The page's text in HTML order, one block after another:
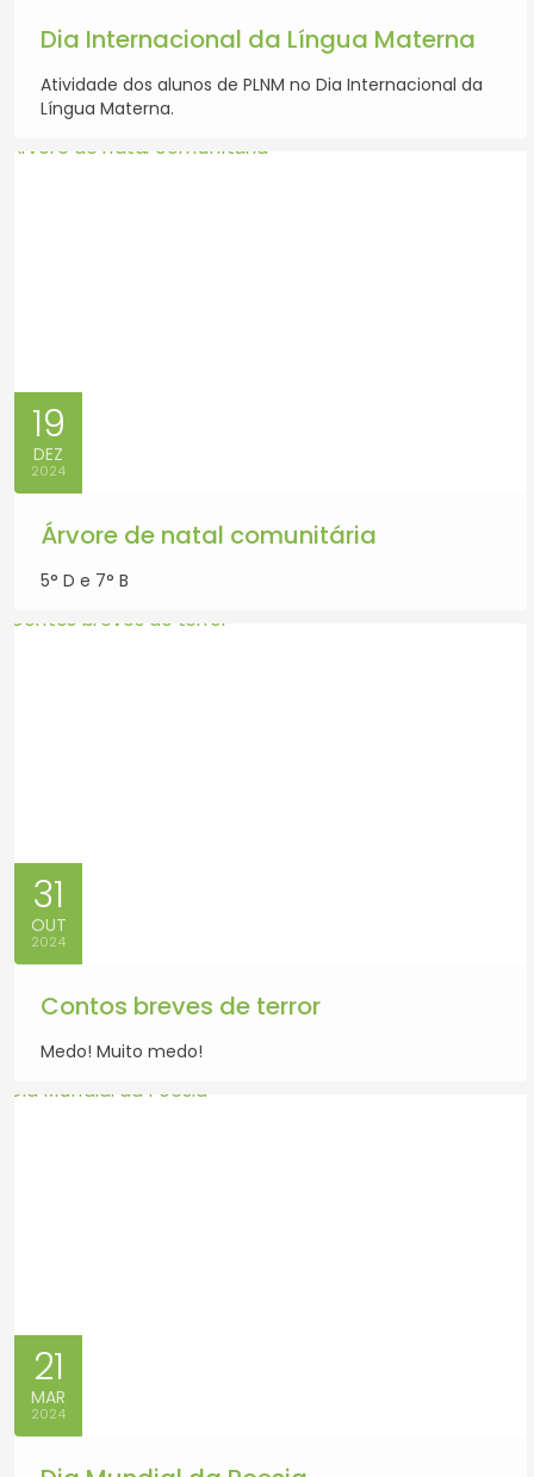
Dia Internacional da Língua Materna
Atividade dos alunos de PLNM no Dia Internacional da
Língua Materna.
19
DEZ
2024
Árvore de natal comunitária
5° D e 7° B
31
OUT
2024
Contos breves de terror
Medo! Muito medo!
21
MAR
2024